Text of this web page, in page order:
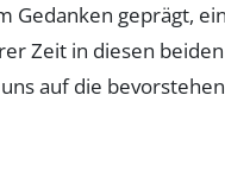
Gedanken geprägt,
Zeit in diesen
auf die